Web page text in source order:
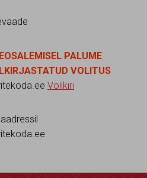
PALUME
VOLITUS
Volikiri